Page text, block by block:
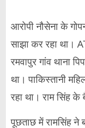
आरोपी नौसेना के
साझा कर रहा था।
रमवापुर गांव थाना
था। पाकिस्तानी
रहा था। राम सिंह
पूछताछ में रामसिंह